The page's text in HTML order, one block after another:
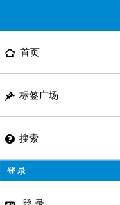
首页
标签广场
搜索
登 录